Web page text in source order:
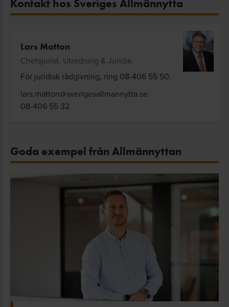
Kontakt hos Sveriges Allmännytta
Lars Matton
Chefsjurist, Utredning & Juridik
För juridisk rådgivning, ring 08-406 55 50.
lars.matton@sverigesallmannytta.se
08-406 55 32
Goda exempel från Allmännyttan